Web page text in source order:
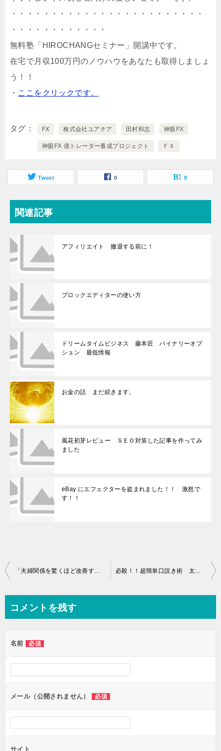
・・・・・・・・・・・・・・・・・・・・・・・・
・・・・・・・・・・・・
無料塾「HIROCHANGセミナー」開講中です。
在宅で月収100万円のノウハウをあなたも取得しましょ
う！！
・ ここをクリックです。
タグ FX 株式会社ユアチア 田村和志 神眼FX
神眼FX 億トレーダー養成プロジェクト ＦＸ
Tweet 0 0
関連記事
アフィリエイト 撤退する前に！
ブロックエディターの使い方
ドリームタイムビジネス 藤本匠 バイナリーオプ
ション 最低情報
お金の話 まだ続きます。
風花初芽レビュー ＳＥＯ対策した記事を作ってみ
ました
eBay にエフェクターを盗まれました！！ 激怒で
す！！
投
ビ
ー
シ
ン
「夫婦関係を驚くほど改善する方法」比嘉晃司 未分類 必殺！！超簡単口説き術 太田健二 未分類です。
コメントを残す
名前 必須
メール（公開されません） 必須
サイト